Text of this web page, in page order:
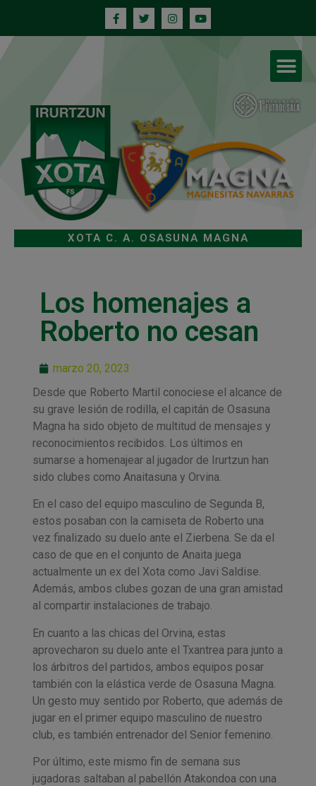
XOTA C. A. OSASUNA MAGNA
Los homenajes a
Roberto no cesan
marzo 20, 2023
Desde que Roberto Martil conociese el alcance de
su grave lesión de rodilla, el capitán de Osasuna
Magna ha sido objeto de multitud de mensajes y
reconocimientos recibidos. Los últimos en
sumarse a homenajear al jugador de Irurtzun han
sido clubes como Anaitasuna y Orvina.
En el caso del equipo masculino de Segunda B,
estos posaban con la camiseta de Roberto una
vez finalizado su duelo ante el Zierbena. Se da el
caso de que en el conjunto de Anaita juega
actualmente un ex del Xota como Javi Saldise.
Además, ambos clubes gozan de una gran amistad
al compartir instalaciones de trabajo.
En cuanto a las chicas del Orvina, estas
aprovecharon su duelo ante el Txantrea para junto a
los árbitros del partidos, ambos equipos posar
también con la elástica verde de Osasuna Magna.
Un gesto muy sentido por Roberto, que además de
jugar en el primer equipo masculino de nuestro
club, es también entrenador del Senior femenino.
Por último, este mismo fin de semana sus
jugadoras saltaban al pabellón Atakondoa con una